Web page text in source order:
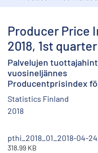
Producer Price
2018, 1st quarter
Palvelujen
vuosineljännes
Producentprisindex
Statistics Finland
2018
pthi_2018_01_2018-04-
318.99 KB